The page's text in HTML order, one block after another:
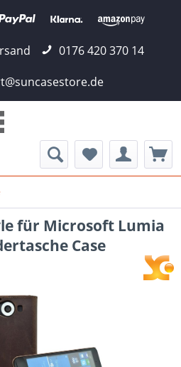
0176 420 370 14
für Microsoft Lumia
Case